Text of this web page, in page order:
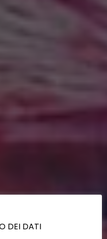
DEI DATI